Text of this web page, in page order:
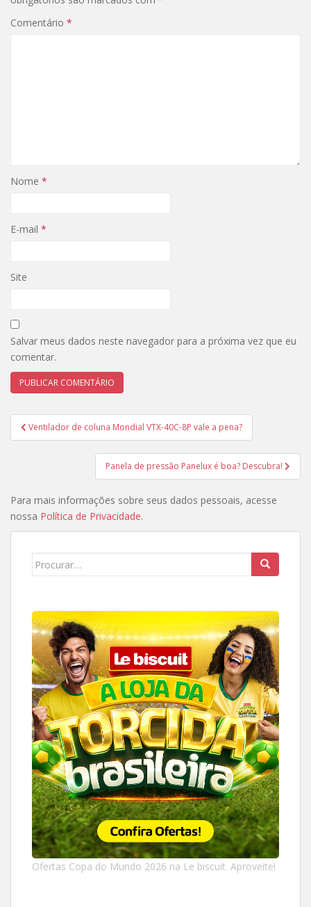
Comentário *
Nome *
E-mail *
Site
Salvar meus dados neste navegador para a próxima vez que eu
comentar.
Navegação
de
Ventilador de coluna Mondial VTX-40C-8P vale a pena?
Panela de pressão Panelux é boa? Descubra!
Para mais informações sobre seus dados pessoais, acesse
nossa Política de Privacidade.
Search
Ofertas Copa do Mundo 2026 na Le biscuit. Aproveite!